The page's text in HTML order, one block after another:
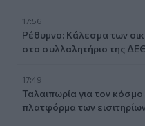
17:56
Ρέθυμνο: Κάλεσμα των
στο συλλαλητήριο της
17:49
Ταλαιπωρία για τον
πλατφόρμα των